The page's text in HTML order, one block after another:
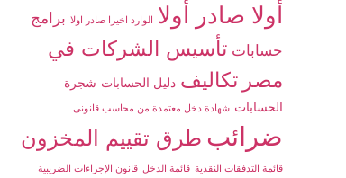
أولا صادر أولا الوارد اخيرا صادر اولا برامج
حسابات تأسيس الشركات في
مصر تكاليف دليل الحسابات شجرة
الحسابات شهادة دخل معتمدة من محاسب قانونى
ضرائب طرق تقييم المخزون
قائمة التدفقات النقدية قائمة الدخل قانون الإجراءات الضريبية